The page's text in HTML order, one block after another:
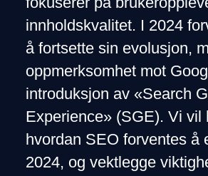
innholdskvalitet. I 2024
å fortsette sin evolusjon,
oppmerksomhet mot
introduksjon av «Search
Experience» (SGE). Vi vil
hvordan SEO forventes å
2024, og vektlegge